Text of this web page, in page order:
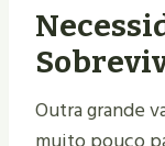
Outra grande